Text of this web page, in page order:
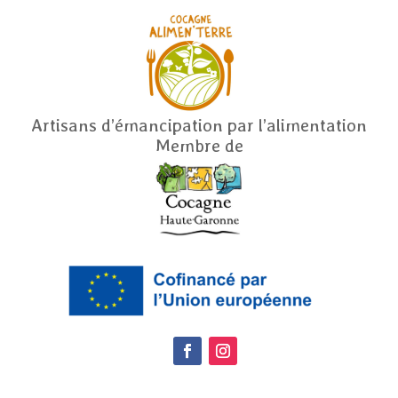
Artisans d’émancipation par l’alimentation
Membre de